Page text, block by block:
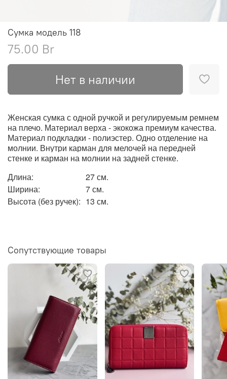
Сумка модель 118
75.00 Br
Нет в наличии
Женская сумка с одной ручкой и регулируемым ремнем
на плечо. Материал верха - экокожа премиум качества.
Материал подкладки - полиэстер. Одно отделение на
молнии. Внутри карман для мелочей на передней
стенке и карман на молнии на задней стенке.
Длина:
27 см.
Ширина:
7 см.
Высота (без ручек): 13 см.
Сопутствующие товары